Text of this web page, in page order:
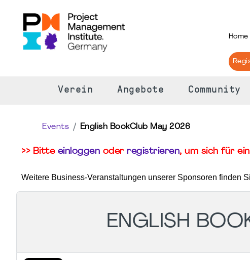
Home
Verein Angebote Community
Events English BookClub May 2026
>> Bitte einloggen oder registrieren, um sich für
Weitere Business-Veranstaltungen unserer Sponsoren finden
ENGLISH